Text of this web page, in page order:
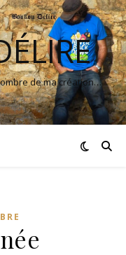
de ma création…